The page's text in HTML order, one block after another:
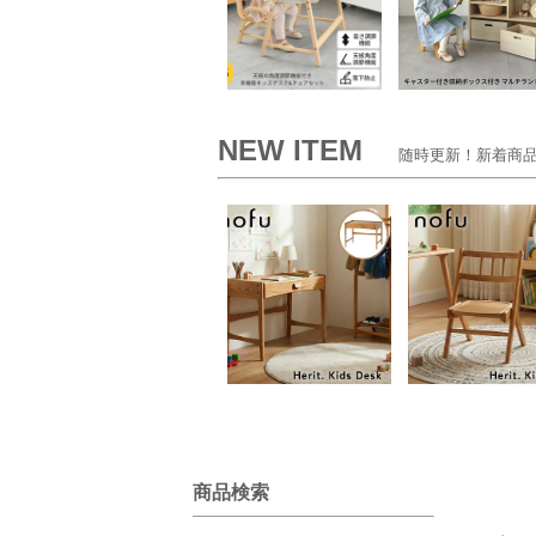
NEW ITEM 随時更新！新着商品
商品検索